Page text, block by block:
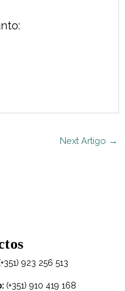
Next Artigo →
923 256 513
(+351) 910 419 168